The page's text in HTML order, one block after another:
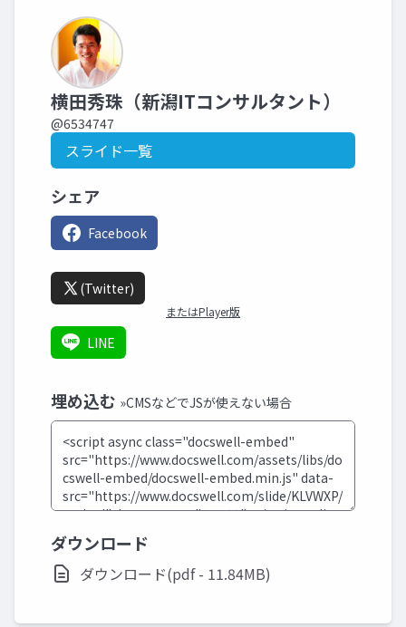
横田秀珠（新潟ITコンサルタント）
@6534747
スライド一覧
シェア
Facebook
(Twitter)
またはPlayer版
LINE
埋め込む »CMSなどでJSが使えない場合
ダウンロード
ダウンロード(pdf - 11.84MB)